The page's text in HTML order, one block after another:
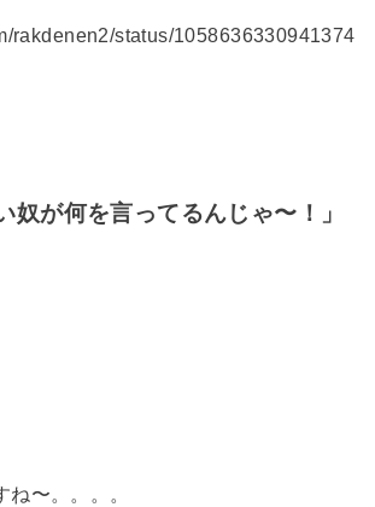
rakdenen2/status/1058636330941374
奴が何を言ってるんじゃ〜！」
〜。。。。